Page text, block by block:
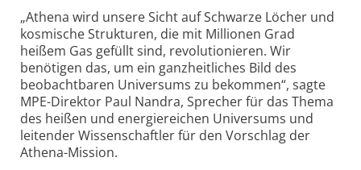
„Athena wird unsere Sicht auf Schwarze Löcher und
kosmische Strukturen, die mit Millionen Grad
heißem Gas gefüllt sind, revolutionieren. Wir
benötigen das, um ein ganzheitliches Bild des
beobachtbaren Universums zu bekommen“, sagte
MPE-Direktor Paul Nandra, Sprecher für das Thema
des heißen und energiereichen Universums und
leitender Wissenschaftler für den Vorschlag der
Athena-Mission.